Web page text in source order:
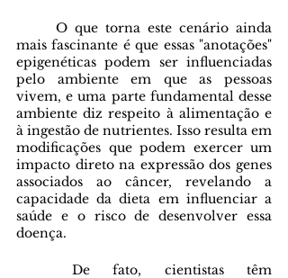
mais fascinante é que essas "anotações"
epigenéticas podem ser influenciadas
pelo ambiente em que as pessoas
vivem, e uma parte fundamental desse
ambiente diz respeito à alimentação e
à ingestão de nutrientes. Isso resulta em
modificações que podem exercer um
impacto direto na expressão dos genes
associados ao câncer, revelando a
capacidade da dieta em influenciar a
saúde e o risco de desenvolver essa
doença.